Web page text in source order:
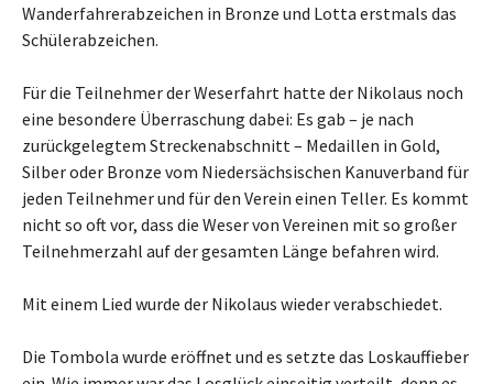
Wanderfahrerabzeichen in Bronze und Lotta erstmals das
Schülerabzeichen.
Für die Teilnehmer der Weserfahrt hatte der Nikolaus noch
eine besondere Überraschung dabei: Es gab – je nach
zurückgelegtem Streckenabschnitt – Medaillen in Gold,
Silber oder Bronze vom Niedersächsischen Kanuverband für
jeden Teilnehmer und für den Verein einen Teller. Es kommt
nicht so oft vor, dass die Weser von Vereinen mit so großer
Teilnehmerzahl auf der gesamten Länge befahren wird.
Mit einem Lied wurde der Nikolaus wieder verabschiedet.
Die Tombola wurde eröffnet und es setzte das Loskauffieber